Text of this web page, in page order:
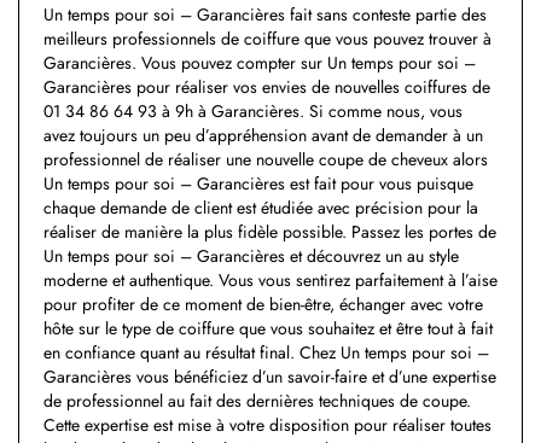
Un temps pour soi – Garancières fait sans conteste partie des
meilleurs professionnels de coiffure que vous pouvez trouver à
Garancières. Vous pouvez compter sur Un temps pour soi –
Garancières pour réaliser vos envies de nouvelles coiffures de
01 34 86 64 93 à 9h à Garancières. Si comme nous, vous
avez toujours un peu d’appréhension avant de demander à un
professionnel de réaliser une nouvelle coupe de cheveux alors
Un temps pour soi – Garancières est fait pour vous puisque
chaque demande de client est étudiée avec précision pour la
réaliser de manière la plus fidèle possible. Passez les portes de
Un temps pour soi – Garancières et découvrez un au style
moderne et authentique. Vous vous sentirez parfaitement à l’aise
pour profiter de ce moment de bien-être, échanger avec votre
hôte sur le type de coiffure que vous souhaitez et être tout à fait
en confiance quant au résultat final. Chez Un temps pour soi –
Garancières vous bénéficiez d’un savoir-faire et d’une expertise
de professionnel au fait des dernières techniques de coupe.
Cette expertise est mise à votre disposition pour réaliser toutes